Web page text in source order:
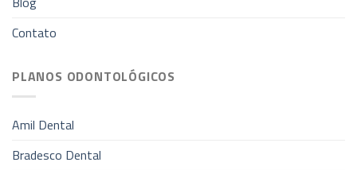
Contato
PLANOS ODONTOLÓGICOS
Amil Dental
Bradesco Dental